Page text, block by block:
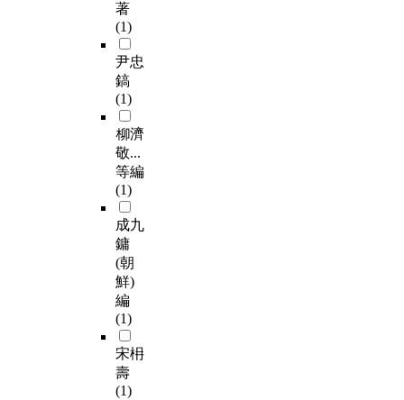
著
(1)
尹忠
鎬
(1)
柳濟
敬...
等編
(1)
成九
鏞
(朝
鮮)
編
(1)
宋枏
壽
(1)